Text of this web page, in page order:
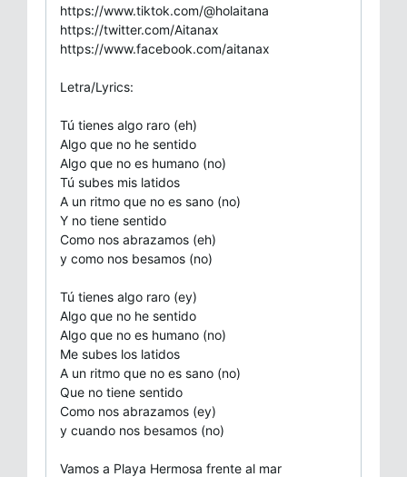
https://www.tiktok.com/@holaitana
https://twitter.com/Aitanax
https://www.facebook.com/aitanax
Letra/Lyrics:
Tú tienes algo raro (eh)
Algo que no he sentido
Algo que no es humano (no)
Tú subes mis latidos
A un ritmo que no es sano (no)
Y no tiene sentido
Como nos abrazamos (eh)
y como nos besamos (no)
Tú tienes algo raro (ey)
Algo que no he sentido
Algo que no es humano (no)
Me subes los latidos
A un ritmo que no es sano (no)
Que no tiene sentido
Como nos abrazamos (ey)
y cuando nos besamos (no)
Vamos a Playa Hermosa frente al mar